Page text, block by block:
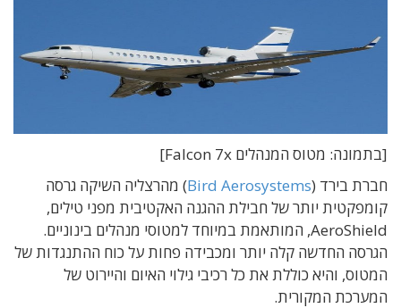
[בתמונה: מטוס המנהלים Falcon 7x]
חברת בירד (Bird Aerosystems) מהרצליה השיקה גרסה
קומפקטית יותר של חבילת ההגנה האקטיבית מפני טילים,
AeroShield, המותאמת במיוחד למטוסי מנהלים בינוניים.
הגרסה החדשה קלה יותר ומכבידה פחות על כוח ההתנגדות של
המטוס, והיא כוללת את כל רכיבי גילוי האיום והיירוט של
המערכת המקורית.